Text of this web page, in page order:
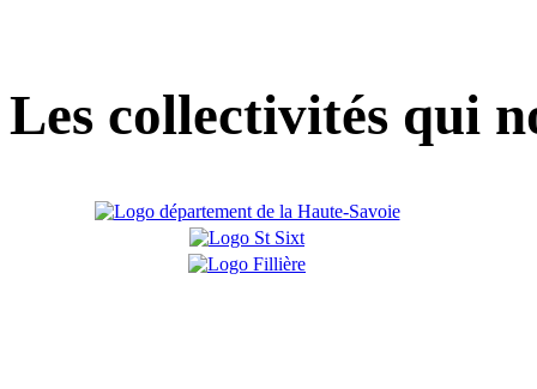
Les collectivités qui